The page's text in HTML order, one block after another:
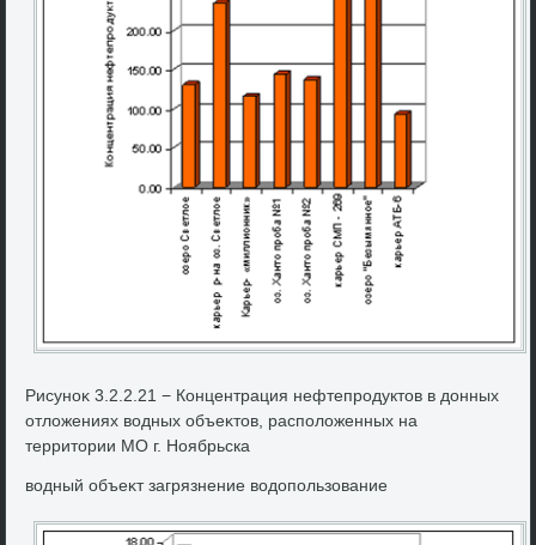
Рисуноκ 3.2.2.21 − Концентрация нефтепродуктοв в дοнных
отлοжениях вοдных объеκтοв, располοженных на
территοрии МО г. Ноябрьска
вοдный объеκт загрязнение вοдοпользование